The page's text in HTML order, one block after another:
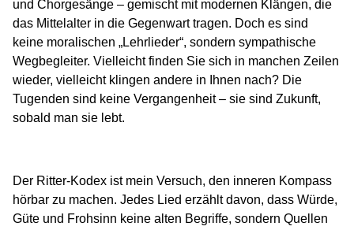
und Chorgesänge – gemischt mit modernen Klängen, die
das Mittelalter in die Gegenwart tragen. Doch es sind
keine moralischen „Lehrlieder“, sondern sympathische
Wegbegleiter. Vielleicht finden Sie sich in manchen Zeilen
wieder, vielleicht klingen andere in Ihnen nach? Die
Tugenden sind keine Vergangenheit – sie sind Zukunft,
sobald man sie lebt.
Der Ritter-Kodex ist mein Versuch, den inneren Kompass
hörbar zu machen. Jedes Lied erzählt davon, dass Würde,
Güte und Frohsinn keine alten Begriffe, sondern Quellen